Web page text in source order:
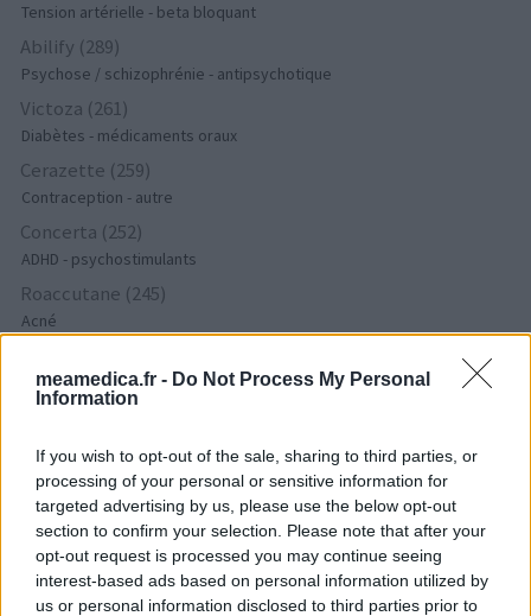
meamedica.fr - Do Not Process My Personal
Information
If you wish to opt-out of the sale, sharing to third parties, or
processing of your personal or sensitive information for
targeted advertising by us, please use the below opt-out
section to confirm your selection. Please note that after your
opt-out request is processed you may continue seeing
interest-based ads based on personal information utilized by
us or personal information disclosed to third parties prior to
Tension artérielle - beta bloquant
Abilify (289)
Psychose / schizophrénie - antipsychotique
Victoza (261)
Diabètes - médicaments oraux
Cerazette (259)
Contraception - autre
Concerta (252)
ADHD - psychostimulants
Roaccutane (245)
Acné
Epilepsie
Laroxyl (239)
Dépression - antidépresseurs TCA
Risperdal (230)
Psychose / schizophrénie - antipsychotique